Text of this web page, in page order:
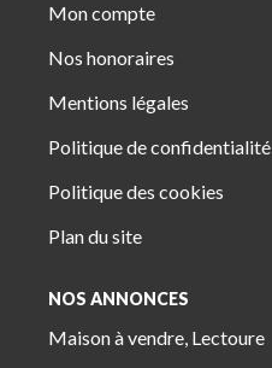
Mon compte
Nos honoraires
Mentions légales
Politique de confidentialité
Politique des cookies
Plan du site
NOS ANNONCES
Maison à vendre, Lectoure